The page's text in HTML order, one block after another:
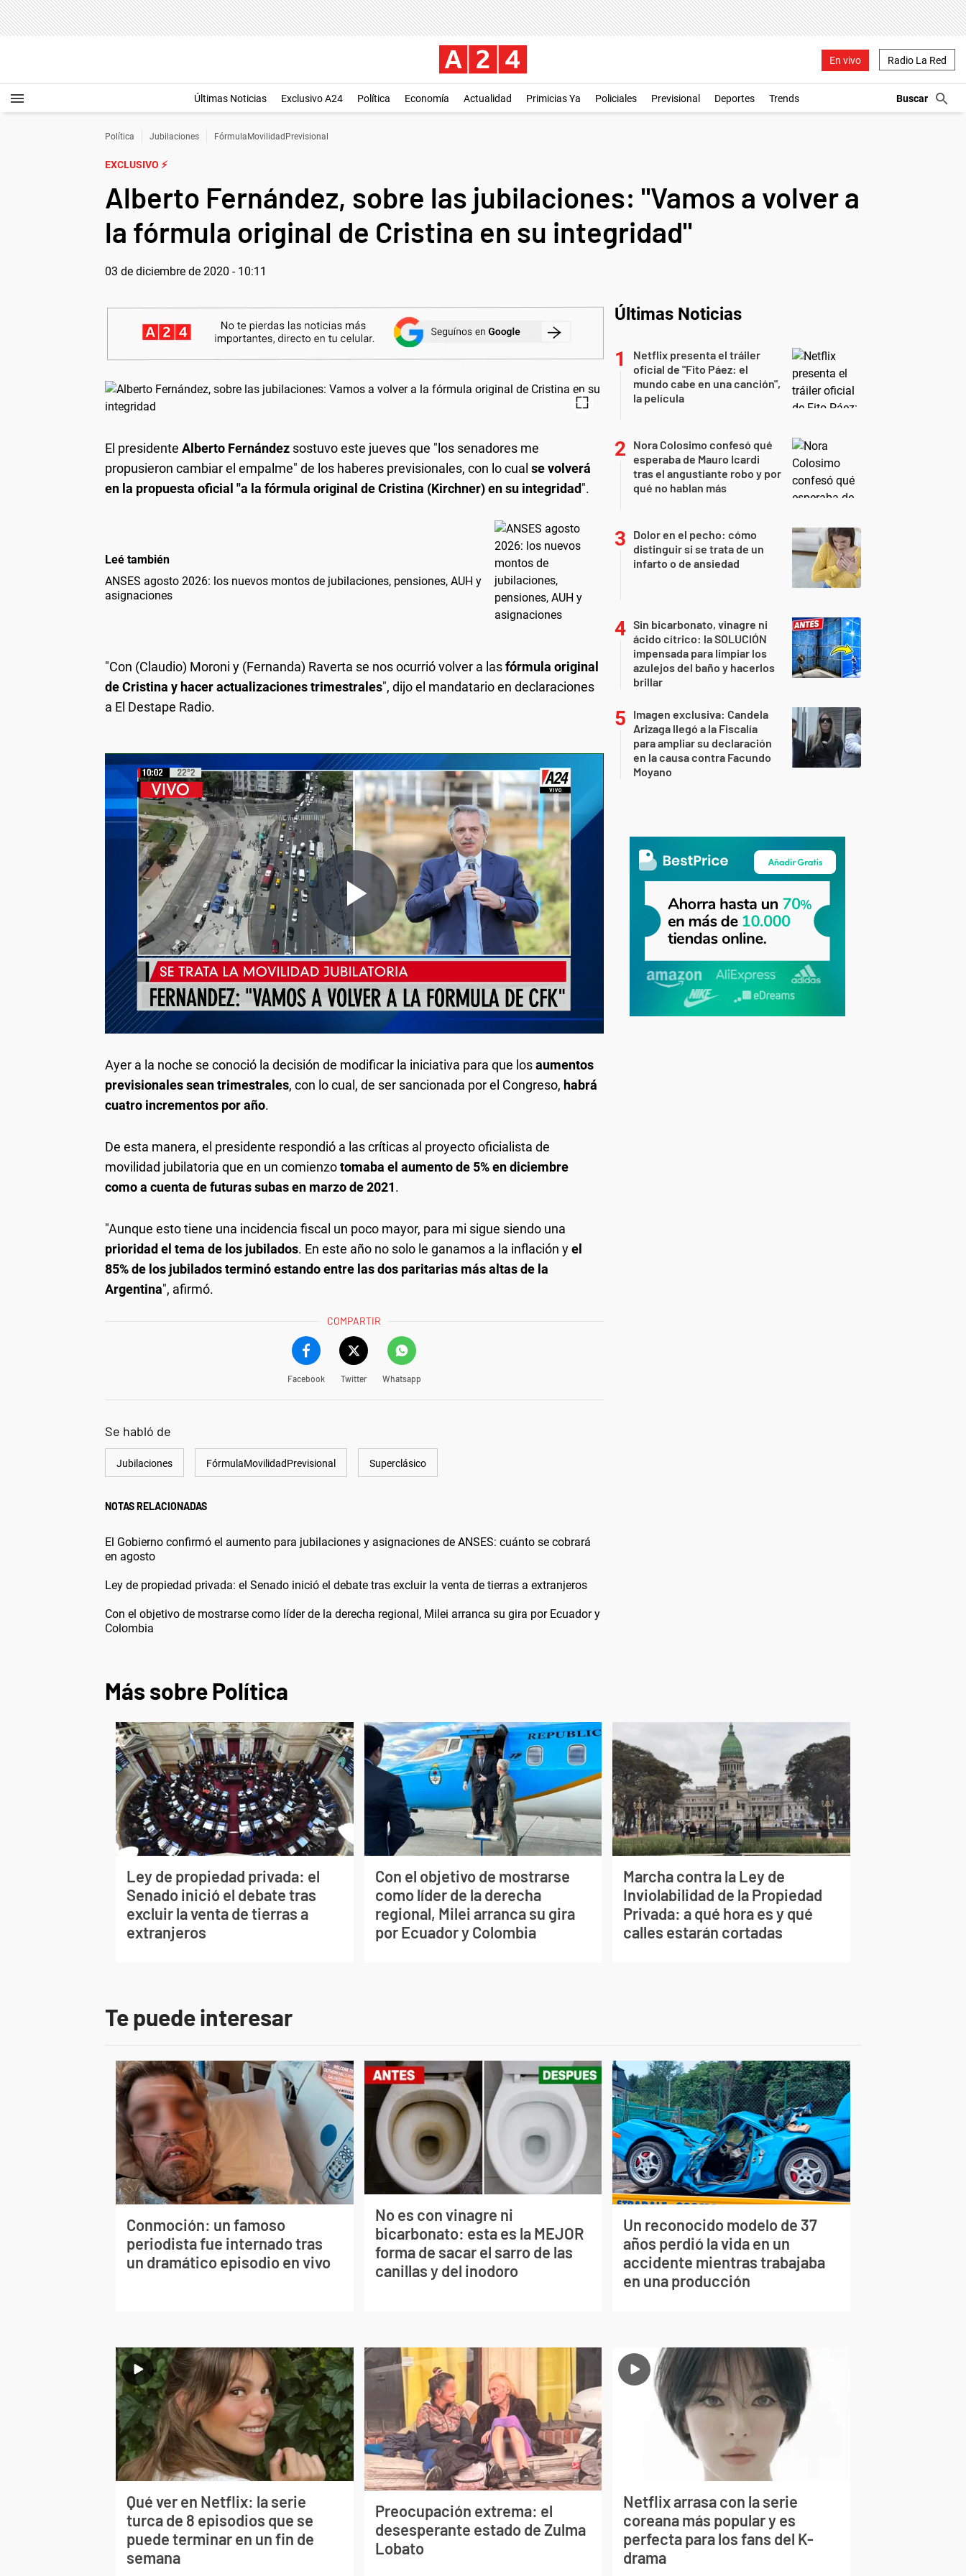
En vivo Radio La Red
Últimas Noticias Exclusivo A24 Política Economía Actualidad Primicias Ya Policiales Previsional Deportes Trends
Política Jubilaciones FórmulaMovilidadPrevisional
EXCLUSIVO ⚡
Alberto Fernández, sobre las jubilaciones: "Vamos a volver a
la fórmula original de Cristina en su integridad"
03 de diciembre de 2020 - 10:11
El presidente Alberto Fernández sostuvo este jueves que "los senadores me
propusieron cambiar el empalme" de los haberes previsionales, con lo cual se volverá
en la propuesta oficial "a la fórmula original de Cristina (Kirchner) en su integridad".
Leé también
ANSES agosto 2026: los nuevos montos de jubilaciones, pensiones, AUH y
asignaciones
"Con (Claudio) Moroni y (Fernanda) Raverta se nos ocurrió volver a lasfórmula original
de Cristina y hacer actualizaciones trimestrales", dijo el mandatario en declaraciones
a El Destape Radio.
Ayer a la noche se conoció la decisión de modificar la iniciativa para que losaumentos
previsionales sean trimestrales, con lo cual, de ser sancionada por el Congreso, habrá
cuatro incrementos por año.
De esta manera, el presidente respondió a las críticas al proyecto oficialista de
movilidad jubilatoria que en un comienzotomaba el aumento de 5% en diciembre
como a cuenta de futuras subas en marzo de 2021.
"Aunque esto tiene una incidencia fiscal un poco mayor, para mi sigue siendo una
prioridad el tema de los jubilados. En este año no solo le ganamos a la inflación yel
85% de los jubilados terminó estando entre las dos paritarias más altas de la
Argentina", afirmó.
COMPARTIR
Facebook Twitter Whatsapp
Se habló de
Jubilaciones FórmulaMovilidadPrevisional Superclásico
NOTAS RELACIONADAS
El Gobierno confirmó el aumento para jubilaciones y asignaciones de ANSES: cuánto se cobrará
en agosto
Ley de propiedad privada: el Senado inició el debate tras excluir la venta de tierras a extranjeros
Con el objetivo de mostrarse como líder de la derecha regional, Milei arranca su gira por Ecuador y
Colombia
Últimas Noticias
Netflix presenta el tráiler
oficial de "Fito Páez: el
mundo cabe en una canción",
la película
Nora Colosimo confesó qué
esperaba de Mauro Icardi
tras el angustiante robo y por
qué no hablan más
Dolor en el pecho: cómo
distinguir si se trata de un
infarto o de ansiedad
Sin bicarbonato, vinagre ni
ácido cítrico: la SOLUCIÓN
impensada para limpiar los
azulejos del baño y hacerlos
brillar
Imagen exclusiva: Candela
Arizaga llegó a la Fiscalía
para ampliar su declaración
en la causa contra Facundo
Moyano
Más sobre Política
Ley de propiedad privada: el
Senado inició el debate tras
excluir la venta de tierras a
extranjeros
Con el objetivo de mostrarse
como líder de la derecha
regional, Milei arranca su gira
por Ecuador y Colombia
Marcha contra la Ley de
Inviolabilidad de la Propiedad
Privada: a qué hora es y qué
calles estarán cortadas
Te puede interesar
Conmoción: un famoso
periodista fue internado tras
un dramático episodio en vivo
No es con vinagre ni
bicarbonato: esta es la MEJOR
forma de sacar el sarro de las
canillas y del inodoro
Un reconocido modelo de 37
años perdió la vida en un
accidente mientras trabajaba
en una producción
Qué ver en Netflix: la serie
turca de 8 episodios que se
puede terminar en un fin de
semana
Preocupación extrema: el
desesperante estado de Zulma
Lobato
Netflix arrasa con la serie
coreana más popular y es
perfecta para los fans del K-
drama